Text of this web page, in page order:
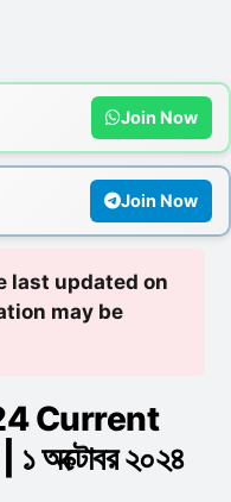
Join Now
Join Now
last updated on
may be
Current
২০২৪